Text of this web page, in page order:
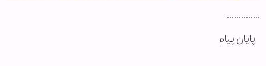
..............
پایان پیام